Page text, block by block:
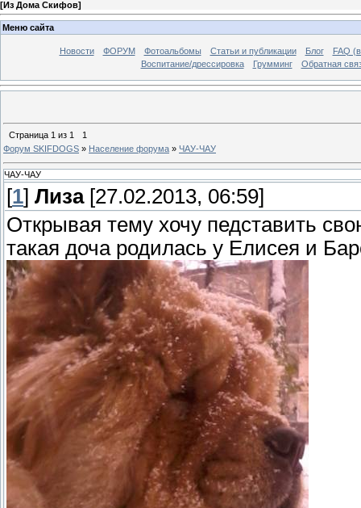
[Из Дома Скифов]
Меню сайта
Новости ФОРУМ Фотоальбомы Статьи и публикации Блог
FAQ
Воспитание/дрессировка
Грумминг Обратная
Страница 1 из 1
1
Форум SKIFDOGS » Население форума » ЧАУ-ЧАУ
ЧАУ-ЧАУ
[1] Лиза[27.02.2013, 06:59]
Открывая тему хочу педставить
такая доча родилась у Елисея и